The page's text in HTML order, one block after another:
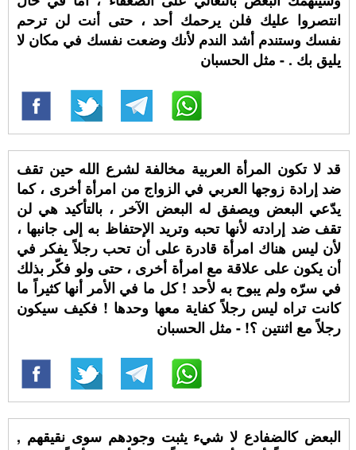
انتصروا عليك فلن يرحمك أحد ، حتى أنت لن ترحم
نفسك وستندم أشد الندم لأنك وضعت نفسك في مكان لا
يليق بك . - مثل الحسبان
قد لا تكون المرأة العربية مخالفة لشرع الله حين تقف
ضد إرادة زوجها العربي في الزواج من امرأة أخرى ، كما
يدّعي البعض ويصفق له البعض الآخر ، بالتأكيد هي لن
تقف ضد إرادته لأنها تحبه وتريد الإحتفاظ به إلى جانبها ،
لأن ليس هناك امرأة قادرة على أن تحب رجلاً يفكر في
أن يكون على علاقة مع امرأة أخرى ، حتى ولو فكّر بذلك
في سرّه ولم يبوح به لأحد ! كل ما في الأمر أنها كثيراً ما
كانت تراه ليس رجلاً كفاية معها وحدها ! فكيف سيكون
رجلاً مع اثنتين ؟! - مثل الحسبان
البعض كالضفادع لا شيء يثبت وجودهم سوى نقيقهم ,